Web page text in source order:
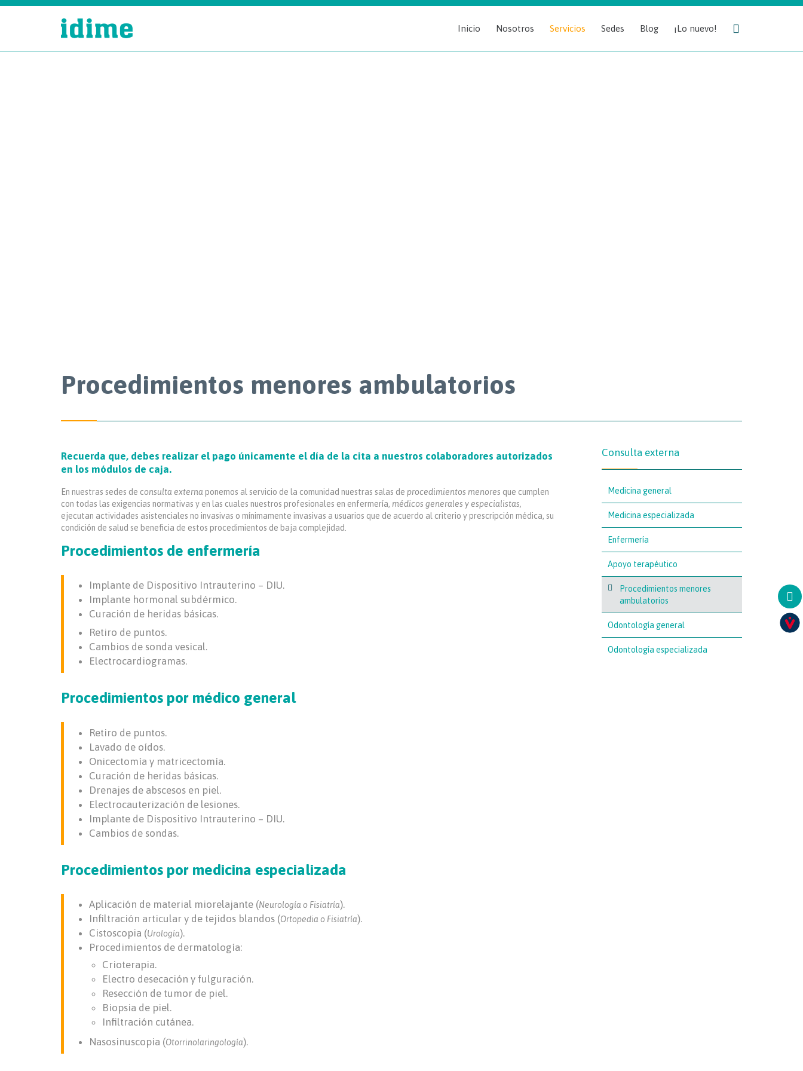
to
Inicio Nosotros Servicios Sedes Blog ¡Lo nuevo! 
Procedimientos menores ambulatorios
Recuerda que, debes realizar el pago únicamente el día de la cita a nuestros colaboradores autorizados
en los módulos de caja.
En nuestras sedes de consulta externa ponemos al servicio de la comunidad nuestras salas de procedimientos menores que cumplen
con todas las exigencias normativas y en las cuales nuestros profesionales en enfermería, médicos generales y especialistas,
ejecutan actividades asistenciales no invasivas o mínimamente invasivas a usuarios que de acuerdo al criterio y prescripción médica, su
condición de salud se beneficia de estos procedimientos de baja complejidad.
Procedimientos de enfermería
Implante de Dispositivo Intrauterino – DIU.
Implante hormonal subdérmico.
Curación de heridas básicas.
Retiro de puntos.
Cambios de sonda vesical.
Electrocardiogramas.
Procedimientos por médico general
Retiro de puntos.
Lavado de oídos.
Onicectomía y matricectomía.
Curación de heridas básicas.
Drenajes de abscesos en piel.
Electrocauterización de lesiones.
Implante de Dispositivo Intrauterino – DIU.
Cambios de sondas.
Procedimientos por medicina especializada
Aplicación de material miorelajante (Neurología o Fisiatría).
Infiltración articular y de tejidos blandos (Ortopedia o Fisiatría).
Cistoscopia (Urología).
Procedimientos de dermatología:
Crioterapia.
Electro desecación y fulguración.
Resección de tumor de piel.
Biopsia de piel.
Infiltración cutánea.
Nasosinuscopia (Otorrinolaringología).
Consulta externa
Medicina general
Medicina especializada
Enfermería
Apoyo terapéutico
Procedimientos menores
ambulatorios
Odontología general
Odontología especializada